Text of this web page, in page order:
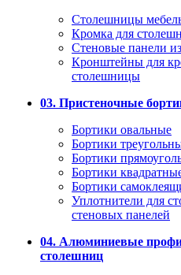
Столешницы
Кромка для
Стеновые панели
Кронштейны для
столешницы
03. Пристеночные
Бортики овальные
Бортики
Бортики
Бортики
Бортики
Уплотнители для
стеновых панелей
04. Алюминиевые
столешниц